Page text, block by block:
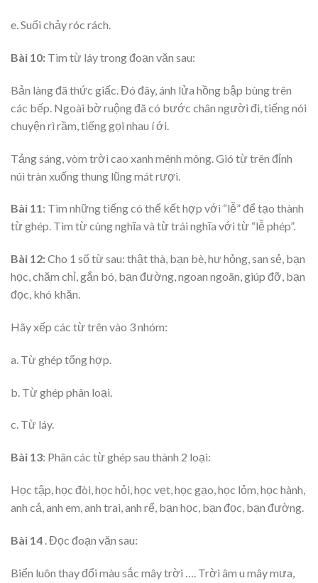
e. Suối chảy róc rách.
Bài 10: Tìm từ láy trong đoạn văn sau:
Bản làng đã thức giấc. Đó đây, ánh lửa hồng bập bùng trên
các bếp. Ngoài bờ ruộng đã có bước chân người đi, tiếng nói
chuyện rì rầm, tiếng gọi nhau í ới.
Tảng sáng, vòm trời cao xanh mênh mông. Gió từ trên đỉnh
núi tràn xuống thung lũng mát rượi.
Bài 11: Tìm những tiếng có thể kết hợp với “lễ” để tạo thành
từ ghép. Tìm từ cùng nghĩa và từ trái nghĩa với từ “lễ phép”.
Bài 12:Cho 1 số từ sau: thật thà, bạn bè, hư hỏng, san sẻ, bạn
học, chăm chỉ, gắn bó, bạn đường, ngoan ngoãn, giúp đỡ, bạn
đọc, khó khăn.
Hãy xếp các từ trên vào 3 nhóm:
a. Từ ghép tổng hợp.
b. Từ ghép phân loại.
c. Từ láy.
Bài 13: Phân các từ ghép sau thành 2 loại:
Học tập, học đòi, học hỏi, học vẹt, học gạo, học lỏm, học hành,
anh cả, anh em, anh trai, anh rể, bạn học, bạn đọc, bạn đường.
Bài 14 . Đọc đoạn văn sau:
Biển luôn thay đổi màu sắc mây trời …. Trời âm u mây mưa,